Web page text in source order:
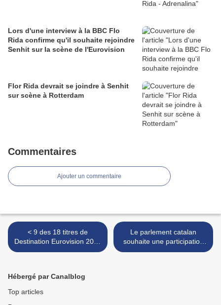
Lors d'une interview à la BBC Flo
Rida confirme qu'il souhaite rejoindre
Senhit sur la scène de l'Eurovision
Flor Rida devrait se joindre à Senhit
sur scène à Rotterdam
Commentaires
Ajouter un commentaire
< 9 des 18 titres de
Destination Eurovision 2019
disponibles : écoutez-les
Le parlement catalan
souhaite une participation
de la Catalogne à
Hébergé par Canalblog
Top articles